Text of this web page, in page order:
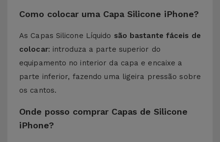
Como colocar uma Capa Silicone iPhone?
As Capas Silicone Líquido são bastante fáceis de
colocar: introduza a parte superior do
equipamento no interior da capa e encaixe a
parte inferior, fazendo uma ligeira pressão sobre
os cantos.
Onde posso comprar Capas de Silicone
iPhone?